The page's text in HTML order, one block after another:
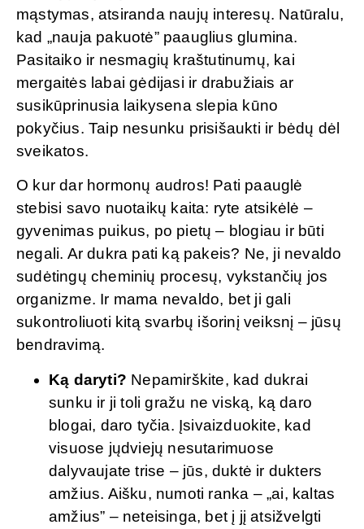
mąstymas, atsiranda naujų interesų. Natūralu,
kad „nauja pakuotė” paauglius glumina.
Pasitaiko ir nesmagių kraštutinumų, kai
mergaitės labai gėdijasi ir drabužiais ar
susikūprinusia laikysena slepia kūno
pokyčius. Taip nesunku prisišaukti ir bėdų dėl
sveikatos.
O kur dar hormonų audros! Pati paauglė
stebisi savo nuotaikų kaita: ryte atsikėlė –
gyvenimas puikus, po pietų – blogiau ir būti
negali. Ar dukra pati ką pakeis? Ne, ji nevaldo
sudėtingų cheminių procesų, vykstančių jos
organizme. Ir mama nevaldo, bet ji gali
sukontroliuoti kitą svarbų išorinį veiksnį – jūsų
bendravimą.
Ką daryti? Nepamirškite, kad dukrai
sunku ir ji toli gražu ne viską, ką daro
blogai, daro tyčia. Įsivaizduokite, kad
visuose jųdviejų nesutarimuose
dalyvaujate trise – jūs, duktė ir dukters
amžius. Aišku, numoti ranka – „ai, kaltas
amžius” – neteisinga, bet į jį atsižvelgti